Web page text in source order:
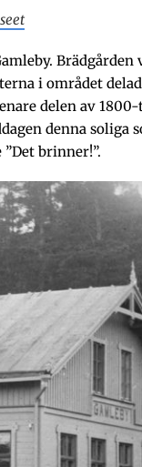
Brädgården
i området
delen av
denna soliga
brinner!”.